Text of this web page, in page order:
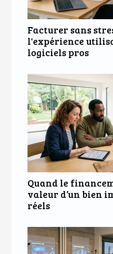
Facturer sans
l'expérience
logiciels pros
Quand le
valeur d’un bien
réels